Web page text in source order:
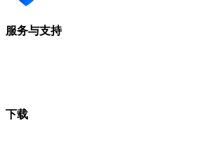
服务与支持
下载